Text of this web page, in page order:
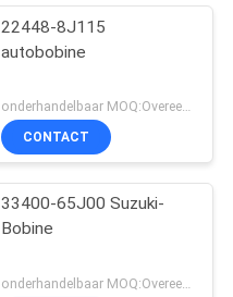
22448-8J115
autobobine
onderhandelbaar MOQ:Overeen te komen
CONTACT
33400-65J00 Suzuki-
Bobine
onderhandelbaar MOQ:Overeen te komen